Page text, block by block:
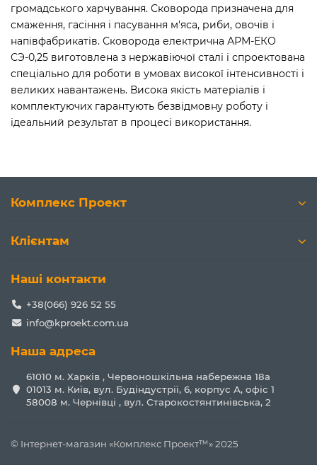
громадського харчування. Сковорода призначена для
смаження, гасіння і пасування м'яса, риби, овочів і
напівфабрикатів. Сковорода електрична АРМ-ЕКО
СЭ-0,25 виготовлена з нержавіючої сталі і спроектована
спеціально для роботи в умовах високої інтенсивності і
великих навантажень. Висока якість матеріалів і
комплектуючих гарантують безвідмовну роботу і
ідеальний результат в процесі використання.
Комплекс Проект
Клієнтам
Наші контакти
+38(066) 926 52 55
info@kproekt.com.ua
Наша адреса
61010 м. Харків , Червоношкільна набережна 18а
01013 м. Київ, вул. Будіндустрії, 6, корпус А, офіс 1
58008 м. Чернівці , вул. Старокостянтинівська, 2
© Інтернет-магазин «Комплекс Проект™» 2025